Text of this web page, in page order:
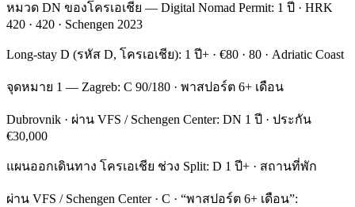
หมวด DN ของโครเอเชีย — Digital Nomad Permit: 1 ปี · HRK
420 · 420 · Schengen 2023
Long-stay D (รหัส D, โครเอเชีย): 1 ปี+ · €80 · 80 · Adriatic Coast
จุดหมาย 1 — Zagreb: C 90/180 · พาสปอร์ต 6+ เดือน
Dubrovnik · ผ่าน VFS / Schengen Center: DN 1 ปี · ประกัน
€30,000
แผนออกเดินทาง โครเอเชีย ช่วง Split: D 1 ปี+ · สถานที่พัก
ผ่าน VFS / Schengen Center · C · “พาสปอร์ต 6+ เดือน”: